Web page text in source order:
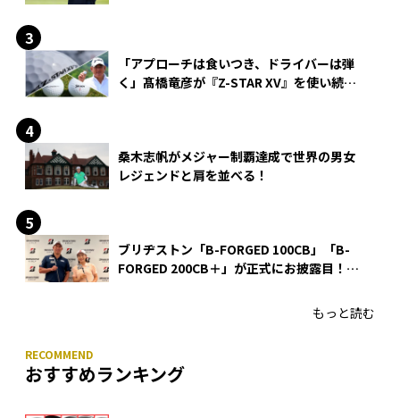
「アプローチは食いつき、ドライバーは弾
く」髙橋竜彦が『Z-STAR XV』を使い続け
桑木志帆がメジャー制覇達成で世界の男女
レジェンドと肩を並べる！
ブリヂストン「B-FORGED 100CB」「B-
FORGED 200CB＋」が正式にお披露目！
もっと読む
おすすめランキング